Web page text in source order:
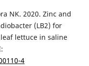
NK. 2020. Zinc and
(LB2) for
lettuce in saline
4